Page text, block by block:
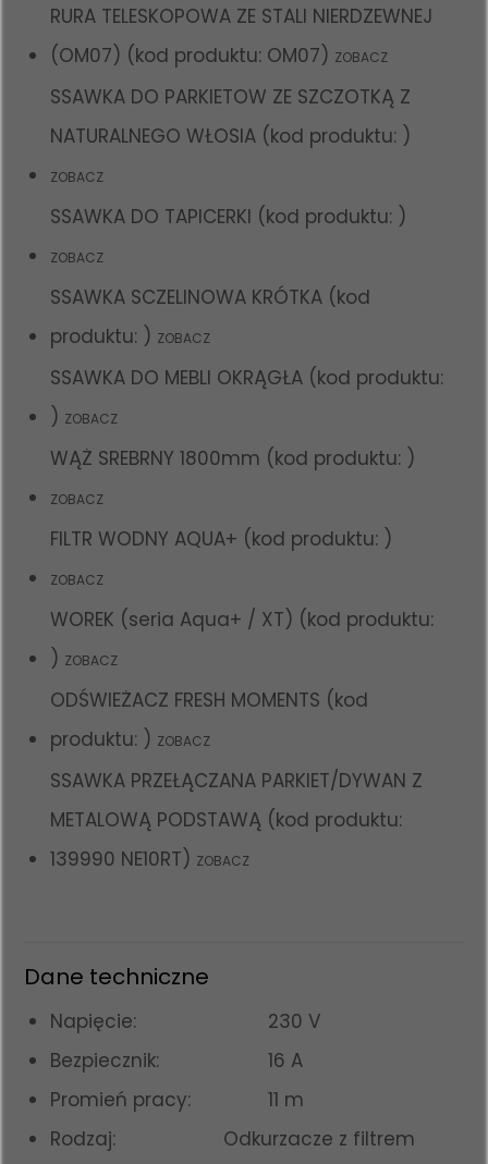
RURA TELESKOPOWA ZE STALI NIERDZEWNEJ
(OM07) (kod produktu: OM07) ZOBACZ
SSAWKA DO PARKIETOW ZE SZCZOTKĄ Z
NATURALNEGO WŁOSIA (kod produktu: )
ZOBACZ
SSAWKA DO TAPICERKI (kod produktu: )
ZOBACZ
SSAWKA SCZELINOWA KRÓTKA (kod
produktu: ) ZOBACZ
SSAWKA DO MEBLI OKRĄGŁA (kod produktu:
) ZOBACZ
WĄŻ SREBRNY 1800mm (kod produktu: )
ZOBACZ
FILTR WODNY AQUA+ (kod produktu: )
ZOBACZ
WOREK (seria Aqua+ / XT) (kod produktu:
) ZOBACZ
ODŚWIEŻACZ FRESH MOMENTS (kod
produktu: ) ZOBACZ
SSAWKA PRZEŁĄCZANA PARKIET/DYWAN Z
METALOWĄ PODSTAWĄ (kod produktu:
139990 NE10RT) ZOBACZ
Dane techniczne
Napięcie:
230 V
Bezpiecznik:
16 A
Promień pracy:
11 m
Rodzaj:
Odkurzacze z filtrem